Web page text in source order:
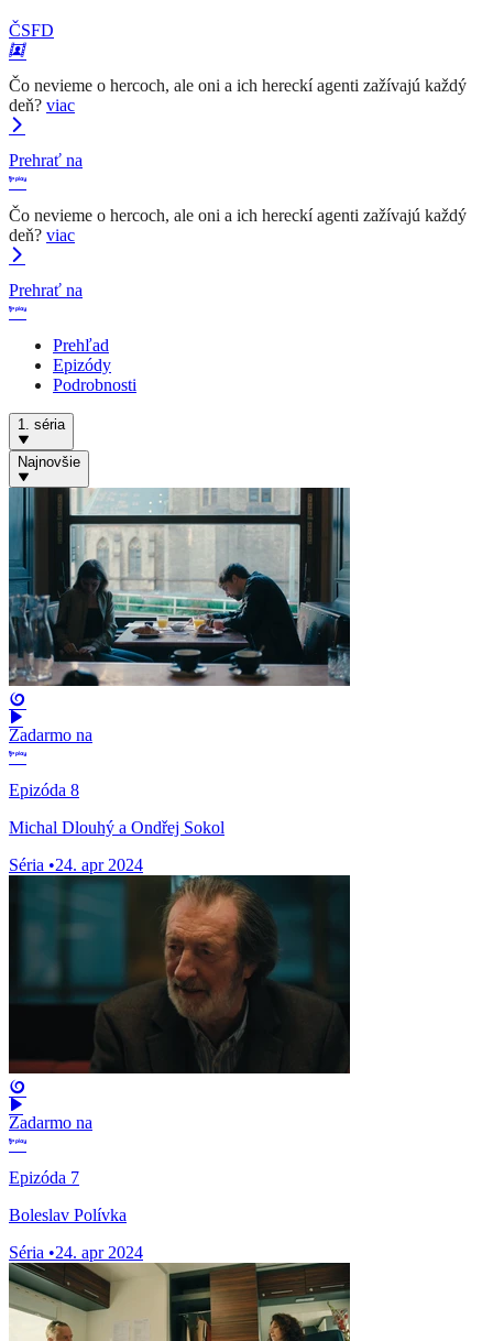
ČSFD
Čo nevieme o hercoch, ale oni a ich hereckí agenti zažívajú každý
deň? viac
Prehrať na
Čo nevieme o hercoch, ale oni a ich hereckí agenti zažívajú každý
deň? viac
Prehrať na
Prehľad
Epizódy
Podrobnosti
1. séria
Najnovšie
Zadarmo na
Epizóda 8
Michal Dlouhý a Ondřej Sokol
Séria •24. apr 2024
Zadarmo na
Epizóda 7
Boleslav Polívka
Séria •24. apr 2024